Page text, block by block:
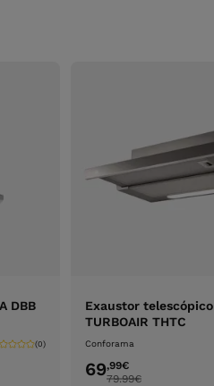
DBB
(0)
Exaustor telescópico
TURBOAIR THTC
Conforama
69,99€
79.99€